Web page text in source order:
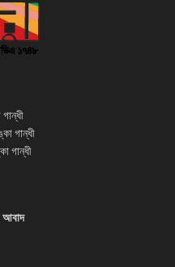
গান্ধী
গান্ধী
আবাদ